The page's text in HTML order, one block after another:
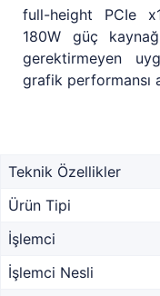
full-height PCIe
180W güç
gerektirmeyen
grafik performansı
Teknik Özellikler
Ürün Tipi
İşlemci
İşlemci Nesli